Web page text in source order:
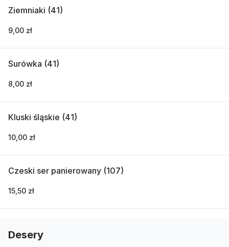
Ziemniaki (41)
9,00 zł
Surówka (41)
8,00 zł
Kluski śląskie (41)
10,00 zł
Czeski ser panierowany (107)
15,50 zł
Desery